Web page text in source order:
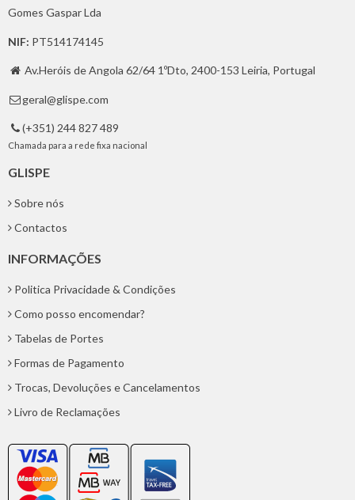
Gomes Gaspar Lda
NIF: PT514174145
 Av.Heróis de Angola 62/64 1ºDto, 2400-153 Leiria, Portugal
 geral@glispe.com
 (+351) 244 827 489
Chamada para a rede fixa nacional
GLISPE
Sobre nós
Contactos
INFORMAÇÕES
Politica Privacidade & Condições
Como posso encomendar?
Tabelas de Portes
Formas de Pagamento
Trocas, Devoluções e Cancelamentos
Livro de Reclamações